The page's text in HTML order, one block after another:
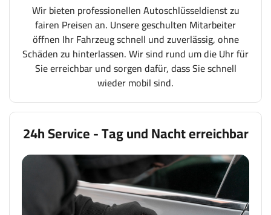
Wir bieten professionellen Autoschlüsseldienst zu
fairen Preisen an. Unsere geschulten Mitarbeiter
öffnen Ihr Fahrzeug schnell und zuverlässig, ohne
Schäden zu hinterlassen. Wir sind rund um die Uhr für
Sie erreichbar und sorgen dafür, dass Sie schnell
wieder mobil sind.
24h Service - Tag und Nacht erreichbar